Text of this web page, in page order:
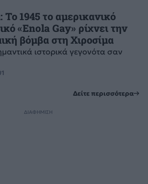
1945 το αμερικανικό
«Enola Gay» ρίχνει την
βόμβα στη Χιροσίμα
ιστορικά γεγονότα σαν
Δείτε περισσότερα
ΔΙΑΦΗΜΙΣΗ